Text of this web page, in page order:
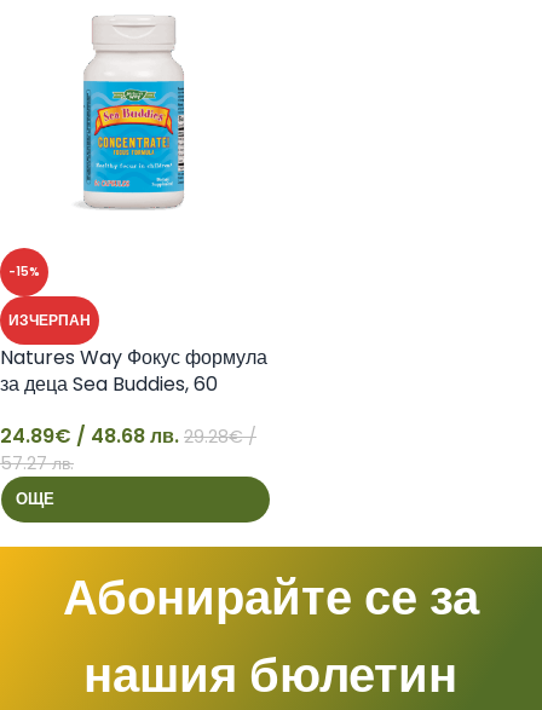
-15%
ИЗЧЕРПАН
24
Natures Way Фокус формула
за деца Sea Buddies, 60
24.89€ / 48.68 лв. 29.28€/
57.27 лв.
ОЩЕ
Абонирайте се за
нашия бюлетин